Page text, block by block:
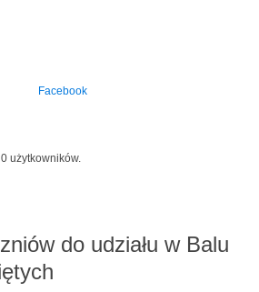
użytkowników.
do udziału w Balu